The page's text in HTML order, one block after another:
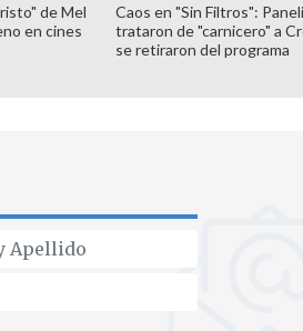
de Mel
en cines
Caos en "Sin Filtros":
trataron de "carnicero" a
se retiraron del programa